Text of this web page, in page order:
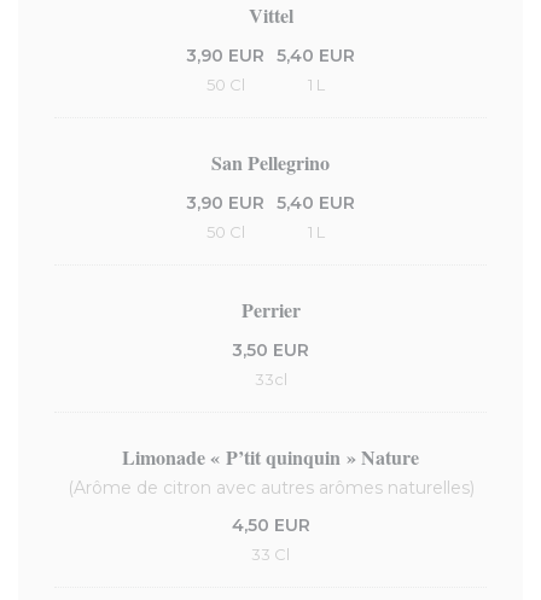
Vittel
3,90 EUR
50 Cl
5,40 EUR
1 L
San Pellegrino
3,90 EUR
50 Cl
5,40 EUR
1 L
Perrier
3,50 EUR
33cl
Limonade « P’tit quinquin » Nature
(Arôme de citron avec autres arômes naturelles)
4,50 EUR
33 Cl